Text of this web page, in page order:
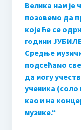
Образовање
Основно музичко
Двогодишње
Шестогодишње
Наставни план
Велика нам је
позовемо да
које ће се
години
Средње
подсећамо
да могу
ученика (соло
као и на
музике.“